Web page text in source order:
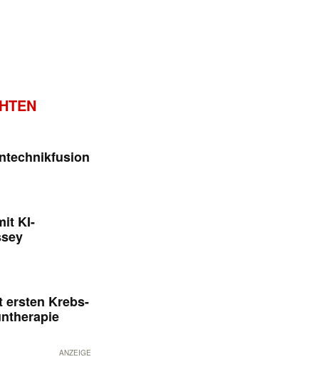
KI-
ersten Krebs-
ANZEIGE